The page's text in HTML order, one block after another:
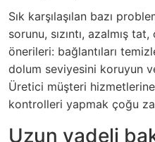
Sık karşılaşılan bazı
sorunu, sızıntı, azalmış
önerileri: bağlantıları
dolum seviyesini koruyun
Üretici müşteri
kontrolleri yapmak çoğu
Uzun vadeli